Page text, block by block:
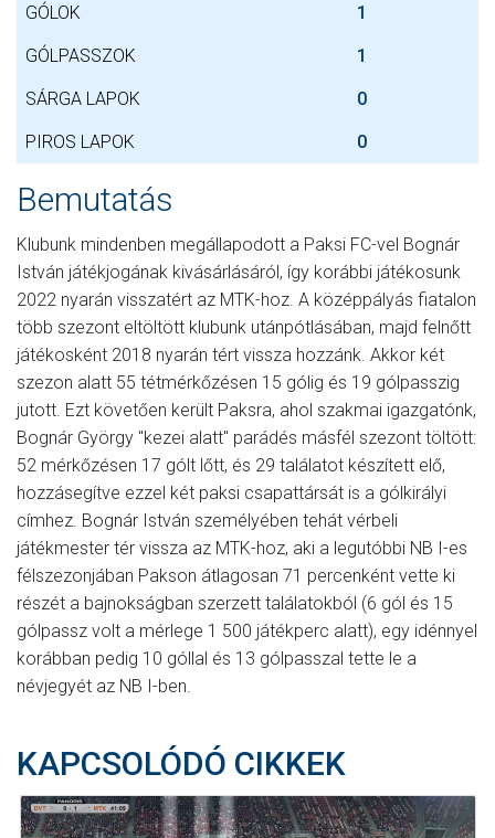
GÓLOK 1
GÓLPASSZOK 1
SÁRGA LAPOK 0
PIROS LAPOK 0
Bemutatás
Klubunk mindenben megállapodott a Paksi FC-vel Bognár
István játékjogának kivásárlásáról, így korábbi játékosunk
2022 nyarán visszatért az MTK-hoz. A középpályás fiatalon
több szezont eltöltött klubunk utánpótlásában, majd felnőtt
játékosként 2018 nyarán tért vissza hozzánk. Akkor két
szezon alatt 55 tétmérkőzésen 15 gólig és 19 gólpasszig
jutott. Ezt követően került Paksra, ahol szakmai igazgatónk,
Bognár György "kezei alatt" parádés másfél szezont töltött:
52 mérkőzésen 17 gólt lőtt, és 29 találatot készített elő,
hozzásegítve ezzel két paksi csapattársát is a gólkirályi
címhez. Bognár István személyében tehát vérbeli
játékmester tér vissza az MTK-hoz, aki a legutóbbi NB I-es
félszezonjában Pakson átlagosan 71 percenként vette ki
részét a bajnokságban szerzett találatokból (6 gól és 15
gólpassz volt a mérlege 1 500 játékperc alatt), egy idénnyel
korábban pedig 10 góllal és 13 gólpasszal tette le a
névjegyét az NB I-ben.
KAPCSOLÓDÓ CIKKEK